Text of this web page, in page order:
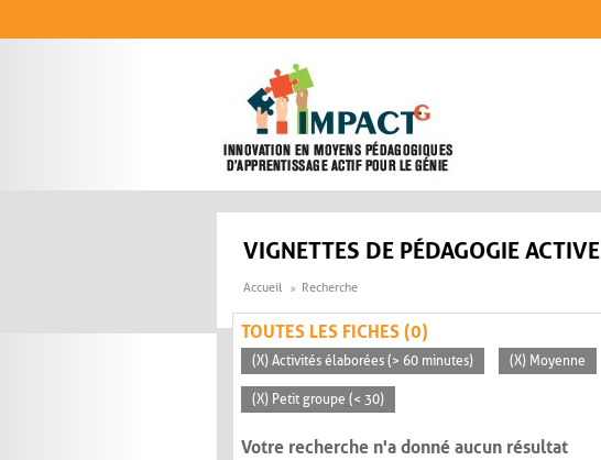
VIGNETTES DE PÉDAGOGIE ACTIVE
Accueil Recherche
TOUTES LES FICHES (0)
(X) Activités élaborées (> 60 minutes) (X) Moyenne
(X) Petit groupe (< 30)
Votre recherche n'a donné aucun résultat